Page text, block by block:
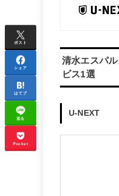
清水エスパ
ビス1選
U-NEXT
ポスト
シェア
はてブ
送る
Pocket